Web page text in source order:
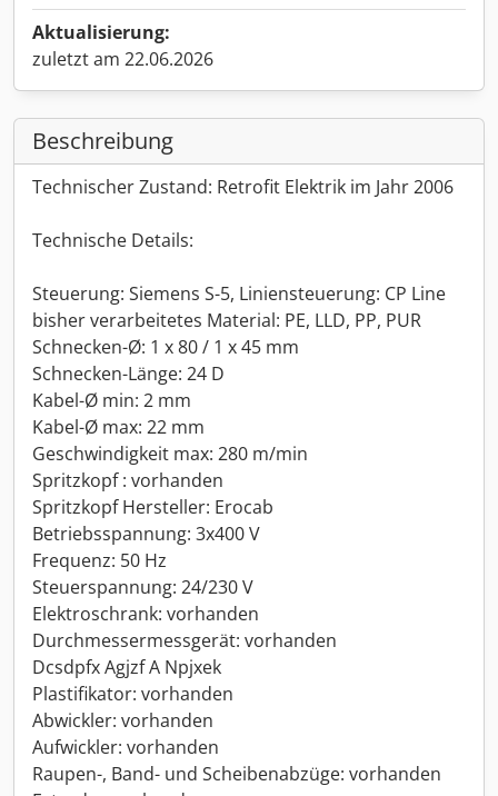
Aktualisierung:
zuletzt am 22.06.2026
Beschreibung
Technischer Zustand: Retrofit Elektrik im Jahr 2006
Technische Details:
Steuerung: Siemens S-5, Liniensteuerung: CP Line
bisher verarbeitetes Material: PE, LLD, PP, PUR
Schnecken-Ø: 1 x 80 / 1 x 45 mm
Schnecken-Länge: 24 D
Kabel-Ø min: 2 mm
Kabel-Ø max: 22 mm
Geschwindigkeit max: 280 m/min
Spritzkopf : vorhanden
Spritzkopf Hersteller: Erocab
Betriebsspannung: 3x400 V
Frequenz: 50 Hz
Steuerspannung: 24/230 V
Elektroschrank: vorhanden
Durchmessermessgerät: vorhanden
Dcsdpfx Agjzf A Npjxek
Plastifikator: vorhanden
Abwickler: vorhanden
Aufwickler: vorhanden
Raupen-, Band- und Scheibenabzüge: vorhanden